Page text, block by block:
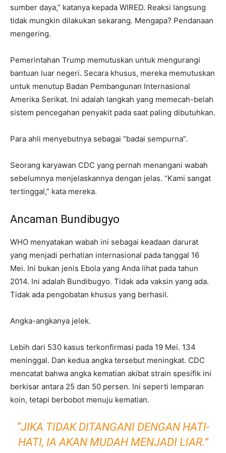
sumber daya,” katanya kepada WIRED. Reaksi langsung
tidak mungkin dilakukan sekarang. Mengapa? Pendanaan
mengering.
Pemerintahan Trump memutuskan untuk mengurangi
bantuan luar negeri. Secara khusus, mereka memutuskan
untuk menutup Badan Pembangunan Internasional
Amerika Serikat. Ini adalah langkah yang memecah-belah
sistem pencegahan penyakit pada saat paling dibutuhkan.
Para ahli menyebutnya sebagai “badai sempurna”.
Seorang karyawan CDC yang pernah menangani wabah
sebelumnya menjelaskannya dengan jelas. “Kami sangat
tertinggal,” kata mereka.
Ancaman Bundibugyo
WHO menyatakan wabah ini sebagai keadaan darurat
yang menjadi perhatian internasional pada tanggal 16
Mei. Ini bukan jenis Ebola yang Anda lihat pada tahun
2014. Ini adalah Bundibugyo. Tidak ada vaksin yang ada.
Tidak ada pengobatan khusus yang berhasil.
Angka-angkanya jelek.
Lebih dari 530 kasus terkonfirmasi pada 19 Mei. 134
meninggal. Dan kedua angka tersebut meningkat. CDC
mencatat bahwa angka kematian akibat strain spesifik ini
berkisar antara 25 dan 50 persen. Ini seperti lemparan
koin, tetapi berbobot menuju kematian.
“JIKA TIDAK DITANGANI DENGAN HATI-
HATI, IA AKAN MUDAH MENJADI LIAR.”